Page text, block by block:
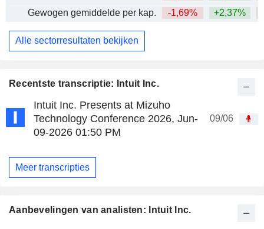
Recentste transcriptie: Intuit Inc.
Intuit Inc. Presents at Mizuho
Technology Conference 2026, Jun-
09-2026 01:50 PM
09/06
Meer transcripties
Aanbevelingen van analisten: Intuit Inc.
Gewogen gemiddelde per kap.
-1,69% +2,37%
Alle sectorresultaten bekijken